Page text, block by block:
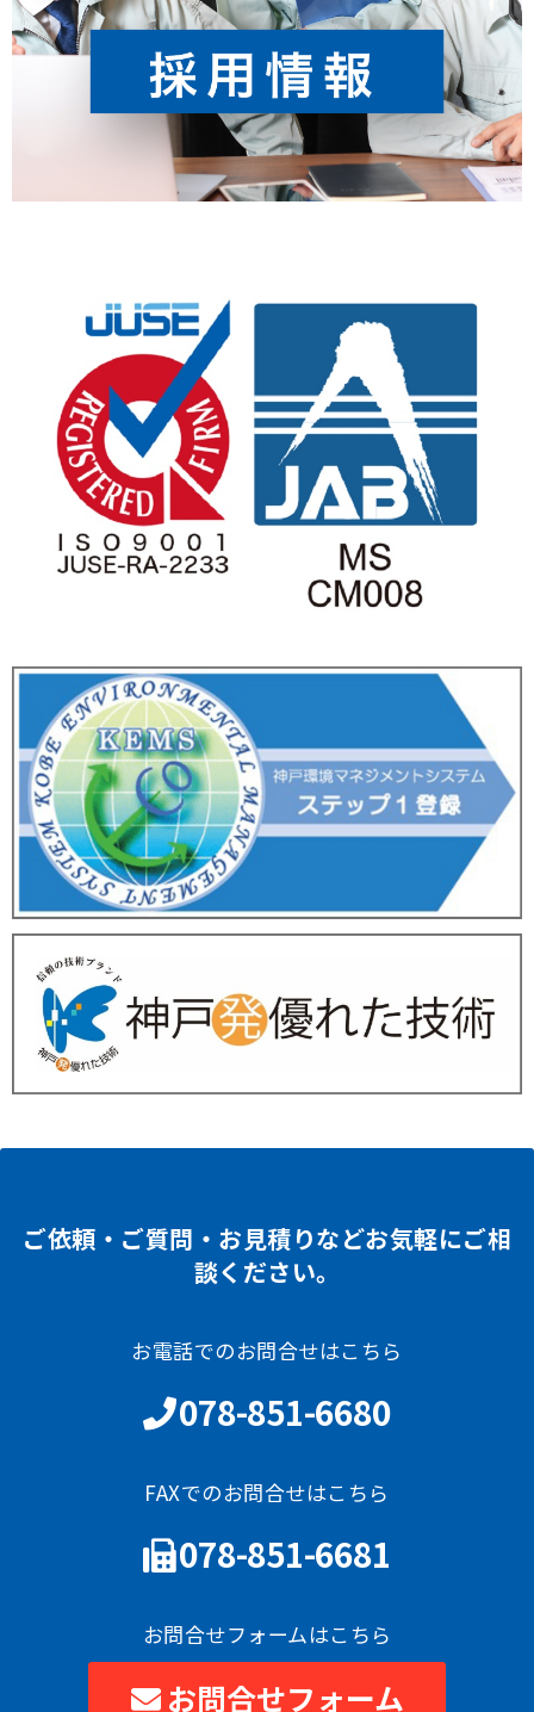
ご依頼・ご質問・お見積りなどお気軽にご相
談ください。
お電話でのお問合せはこちら
078-851-6680
FAXでのお問合せはこちら
078-851-6681
お問合せフォームはこちら
お問合せフォーム